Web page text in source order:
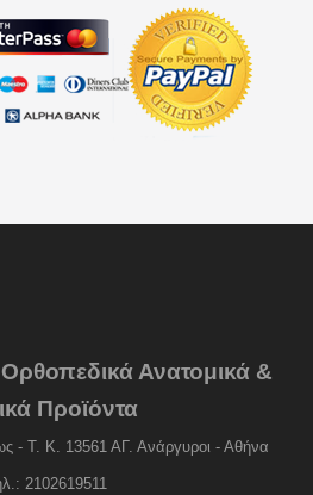
Ανατομικά &
Προϊόντα
- Τ. Κ. 13561 ΑΓ. Ανάργυροι - Αθήνα
2102619511